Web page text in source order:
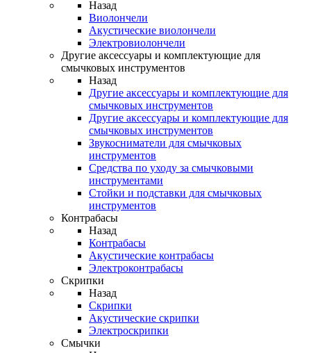
Назад
Виолончели
Акустические виолончели
Электровиолончели
Другие аксессуары и комплектующие для
смычковых инструментов
Назад
Другие аксессуары и комплектующие для
смычковых инструментов
Другие аксессуары и комплектующие для
смычковых инструментов
Звукосниматели для смычковых
инструментов
Средства по уходу за смычковыми
инструментами
Стойки и подставки для смычковых
инструментов
Контрабасы
Назад
Контрабасы
Акустические контрабасы
Электроконтрабасы
Скрипки
Назад
Скрипки
Акустические скрипки
Электроскрипки
Смычки